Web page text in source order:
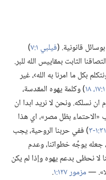
قانونية.‏ (‏فيلبي ١:‏٧
‏)‏
الثابت بمقاييس الله للبر.‏
بكل ما امرنا به الله›،‏ غير
‏)‏ وكلمة يهوه المقدسة،‏
نسلكه.‏ ونحن لا نريد ابدا ان
«الاحتماء بظل مصر»،‏ اي هذا
‏)‏ ففي حربنا الروحية،‏ يجب
جعله يوجِّه خطواتنا،‏ وعدم
لا نحظى بدعم يهوه وإذا لم يكن
—‏مزمور ١٢٧:‏١
‏.‏